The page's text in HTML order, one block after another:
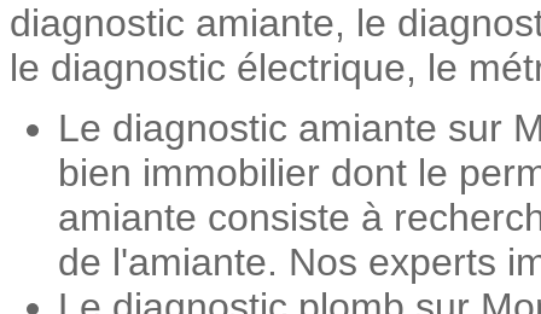
diagnostic amiante, le
le diagnostic électrique, le
Le diagnostic amiante sur
bien immobilier dont le
amiante consiste à
de l'amiante. Nos experts